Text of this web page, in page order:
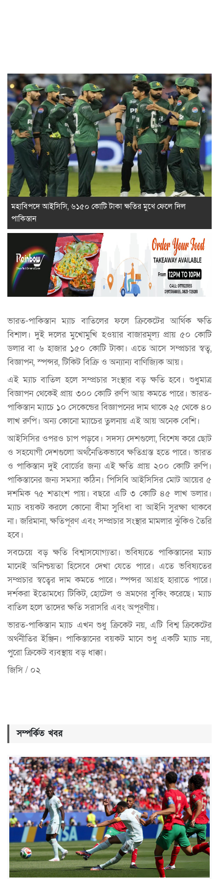
মহাবিপদে আইসিসি, ৬১৫০ কোটি টাকা ক্ষতির মুখে ফেলে দিল
পাকিস্তান
ভারত-পাকিস্তান ম্যাচ বাতিলের ফলে ক্রিকেটের আর্থিক ক্ষতি
বিশাল। দুই দলের মুখোমুখি হওয়ার বাজারমূল্য প্রায় ৫০ কোটি
ডলার বা ৬ হাজার ১৫০ কোটি টাকা। এতে আসে সম্প্রচার স্বত্ব,
বিজ্ঞাপন, স্পন্সর, টিকিট বিক্রি ও অন্যান্য বাণিজ্যিক আয়।
এই ম্যাচ বাতিল হলে সম্প্রচার সংস্থার বড় ক্ষতি হবে। শুধুমাত্র
বিজ্ঞাপন থেকেই প্রায় ৩০০ কোটি রুপি আয় কমতে পারে। ভারত-
পাকিস্তান ম্যাচে ১০ সেকেন্ডের বিজ্ঞাপনের দাম থাকে ২৫ থেকে ৪০
লাখ রুপি। অন্য কোনো ম্যাচের তুলনায় এই আয় অনেক বেশি।
আইসিসির ওপরও চাপ পড়বে। সদস্য দেশগুলো, বিশেষ করে ছোট
ও সহযোগী দেশগুলো অর্থনৈতিকভাবে ক্ষতিগ্রস্ত হতে পারে। ভারত
ও পাকিস্তান দুই বোর্ডের জন্য এই ক্ষতি প্রায় ২০০ কোটি রুপি।
পাকিস্তানের জন্য সমস্যা কঠিন। পিসিবি আইসিসির মোট আয়ের ৫
দশমিক ৭৫ শতাংশ পায়। বছরে এটি ৩ কোটি ৪৫ লাখ ডলার।
ম্যাচ বয়কট করলে কোনো বীমা সুবিধা বা আইনি সুরক্ষা থাকবে
না। জরিমানা, ক্ষতিপূরণ এবং সম্প্রচার সংস্থার মামলার ঝুঁকিও তৈরি
হবে।
সবচেয়ে বড় ক্ষতি বিশ্বাসযোগ্যতা। ভবিষ্যতে পাকিস্তানের ম্যাচ
মানেই অনিশ্চয়তা হিসেবে দেখা যেতে পারে। এতে ভবিষ্যতের
সম্প্রচার স্বত্বের দাম কমতে পারে। স্পন্সর আগ্রহ হারাতে পারে।
দর্শকরা ইতোমধ্যে টিকিট, হোটেল ও ভ্রমণের বুকিং করেছে। ম্যাচ
বাতিল হলে তাদের ক্ষতি সরাসরি এবং অপূরণীয়।
ভারত-পাকিস্তান ম্যাচ এখন শুধু ক্রিকেট নয়, এটি বিশ্ব ক্রিকেটের
অর্থনীতির ইঞ্জিন। পাকিস্তানের বয়কট মানে শুধু একটি ম্যাচ নয়,
পুরো ক্রিকেট ব্যবস্থায় বড় ধাক্কা।
জিসি / ০২
সম্পর্কিত খবর